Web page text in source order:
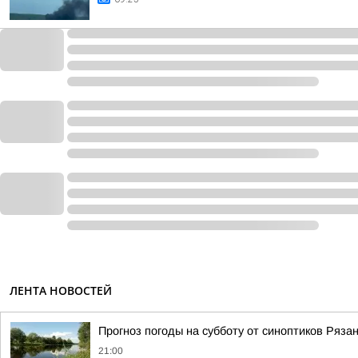
ЛЕНТА НОВОСТЕЙ
Прогноз погоды на субботу от синоптиков
21:00